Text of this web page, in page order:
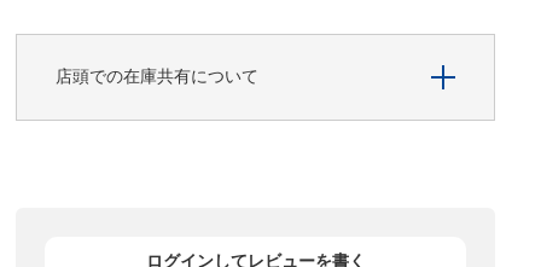
店頭での在庫共有について
ログインしてレビューを書く